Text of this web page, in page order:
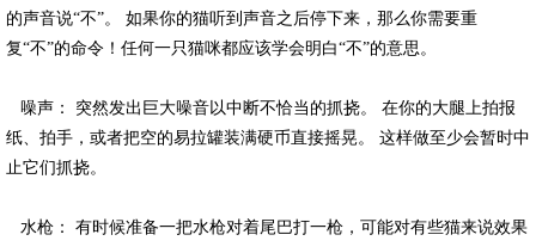
的声音说“不”。 如果你的猫听到声音之后停下来，那么你需要重
复“不”的命令！任何一只猫咪都应该学会明白“不”的意思。
噪声： 突然发出巨大噪音以中断不恰当的抓挠。 在你的大腿上拍报
纸、拍手，或者把空的易拉罐装满硬币直接摇晃。 这样做至少会暂时中
止它们抓挠。
水枪： 有时候准备一把水枪对着尾巴打一枪，可能对有些猫来说效果